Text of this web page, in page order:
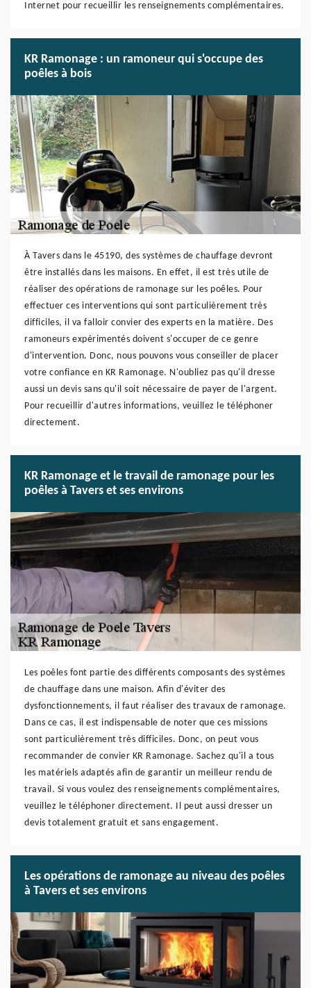
Internet pour recueillir les renseignements complémentaires.
KR Ramonage : un ramoneur qui s'occupe des
poêles à bois
À Tavers dans le 45190, des systèmes de chauffage devront
être installés dans les maisons. En effet, il est très utile de
réaliser des opérations de ramonage sur les poêles. Pour
effectuer ces interventions qui sont particulièrement très
difficiles, il va falloir convier des experts en la matière. Des
ramoneurs expérimentés doivent s'occuper de ce genre
d'intervention. Donc, nous pouvons vous conseiller de placer
votre confiance en KR Ramonage. N'oubliez pas qu'il dresse
aussi un devis sans qu'il soit nécessaire de payer de l'argent.
Pour recueillir d'autres informations, veuillez le téléphoner
directement.
KR Ramonage et le travail de ramonage pour les
poêles à Tavers et ses environs
Les poêles font partie des différents composants des systèmes
de chauffage dans une maison. Afin d'éviter des
dysfonctionnements, il faut réaliser des travaux de ramonage.
Dans ce cas, il est indispensable de noter que ces missions
sont particulièrement très difficiles. Donc, on peut vous
recommander de convier KR Ramonage. Sachez qu'il a tous
les matériels adaptés afin de garantir un meilleur rendu de
travail. Si vous voulez des renseignements complémentaires,
veuillez le téléphoner directement. Il peut aussi dresser un
devis totalement gratuit et sans engagement.
Les opérations de ramonage au niveau des poêles
à Tavers et ses environs